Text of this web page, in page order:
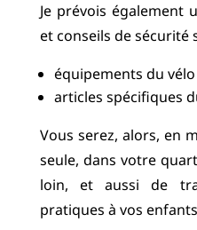
Je prévois également
et conseils de sécurité
équipements du
articles spécifiques
Vous serez, alors, en
seule, dans votre
loin, et aussi de
pratiques à vos